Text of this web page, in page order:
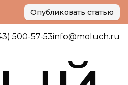
Опубликовать статью
500-57-53info@moluch.ru